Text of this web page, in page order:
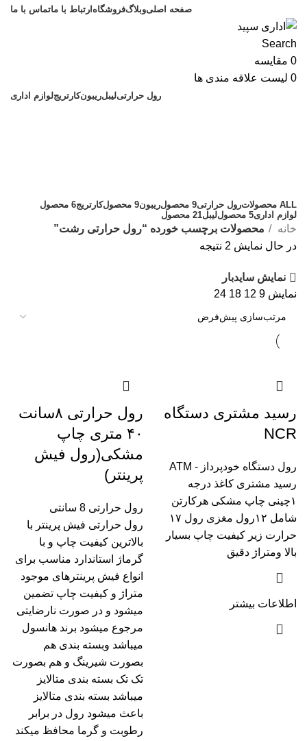
صفحه اصلیوبلاگفروشگاه ارتباط با ماتماس با ما
Search
0 مقایسه
0 لیست علاقه مندی ها
رول حرارتیلیبلریبونکارتریجلوازم اداری
ALL محصولاترول حرارتی9 محصول ریبون9 محصول کارتریج6 محصول
لوازم اداری5 محصول لیبل21 محصول
خانه
محصولات برچسب خورده “رول حرارتی رشت”
در حال نمایش 2 نتیجه
نمایش سایدبار
نمایش 9
12
18
24
رسید مشتری دستگاه
NCR
رول دستگاه خودپرداز - ATM
رسید مشتری کاغذ درجه
۱چینی چاپ مشکی هرکارتن
شامل ۱۲رول مغزی رول ۱۷
حرارت زیر کیفیت چاپ بسیار
بالا و‌متراژ دقیق
اطلاعات بیشتر
رول حرارتی ۸سانت
۴۰ متری چاپ
مشکی(رول فیش
پرینتر)
رول حرارتی 8 سانتی
رول حرارتی فیش پرینتر با
بالاترین کیفیت چاپ و با
گرماژ استاندارد مناسب برای
انواع فیش پرینترهای موجود
متراژ و کیفیت چاپ تضمین
میشود و در صورت نارضایتی
مرجوع میشود برند هانسول
میباشد و‌بسته بندی هم
بصورت شیرینگ و هم بصورت
تک تک بسته بندی متالایز
میباشد بسته بندی متالایز
باعث میشود رول در برابر
رطوبت و گرما محافظ میکند